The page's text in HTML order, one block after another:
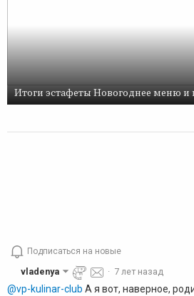
Итоги эстафеты Новогоднее меню и
Подписаться на новые
vladenya · 7 лет назад
@vp-kulinar-club А я вот, наверное,